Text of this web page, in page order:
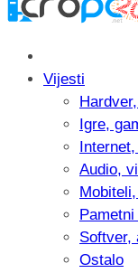
Vijesti
Igre,
Audio,
Softver,
Ostalo